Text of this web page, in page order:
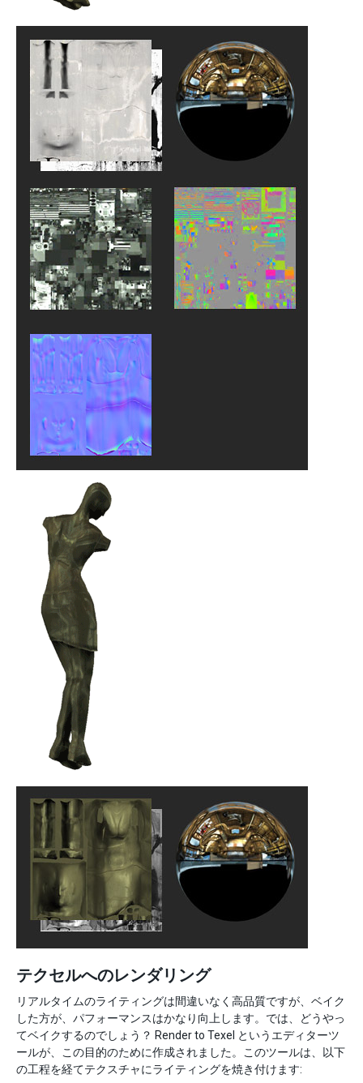
テクセルへのレンダリング
リアルタイムのライティングは間違いなく高品質ですが、ベイク
した方が、パフォーマンスはかなり向上します。では、どうやっ
てベイクするのでしょう？ Render to Texel というエディターツ
ールが、この目的のために作成されました。このツールは、以下
の工程を経てテクスチャにライティングを焼き付けます: